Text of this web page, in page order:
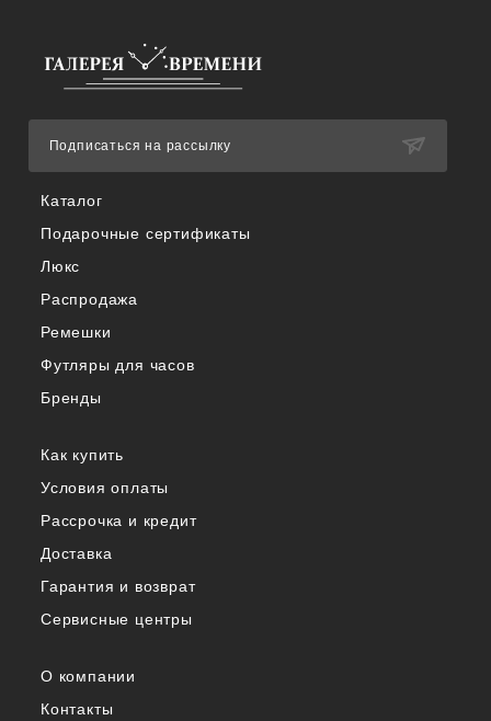
Каталог
Подарочные сертификаты
Люкс
Распродажа
Ремешки
Футляры для часов
Бренды
Как купить
Условия оплаты
Рассрочка и кредит
Доставка
Гарантия и возврат
Сервисные центры
О компании
Контакты
Подписаться на рассылку